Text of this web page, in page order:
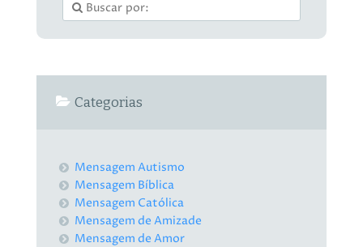
Categorias
Mensagem Autismo
Mensagem Bíblica
Mensagem Católica
Mensagem de Amizade
Mensagem de Amor